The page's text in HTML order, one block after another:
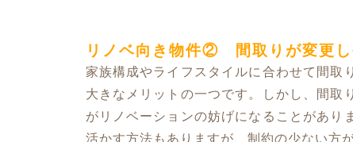
リノベ向き物件② 間取りが変更し
家族構成やライフスタイルに合わせて間取
大きなメリットの一つです。しかし、間取
がリノベーションの妨げになることがあり
活かす方法もありますが、制約の少ない方